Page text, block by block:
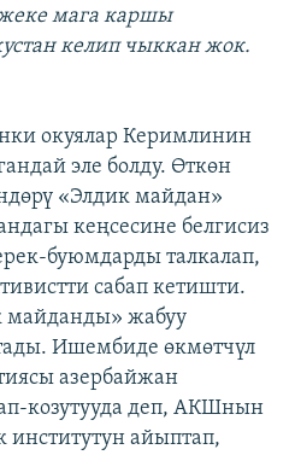
мага каршы
келип чыккан жок.
окуялар Керимлинин
эле болду. Өткөн
«Элдик майдан»
кеңсесине белгисиз
буюмдарды талкалап,
сабап кетишти.
майданды» жабуу
Ишембиде өкмөтчүл
азербайжан
козутууда деп, АКШнын
институтун айыптап,